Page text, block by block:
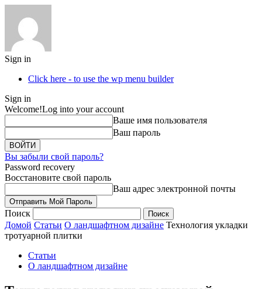
Sign in
Click here - to use the wp menu builder
Sign in
Welcome!Log into your account
Ваше имя пользователя
Ваш пароль
Вы забыли свой пароль?
Password recovery
Восстановите свой пароль
Ваш адрес электронной почты
Поиск
Домой Статьи О ландшафтном дизайне Технология укладки
тротуарной плитки
Статьи
О ландшафтном дизайне